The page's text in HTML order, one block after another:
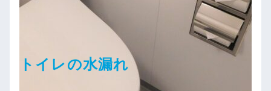
トイレの水漏れ